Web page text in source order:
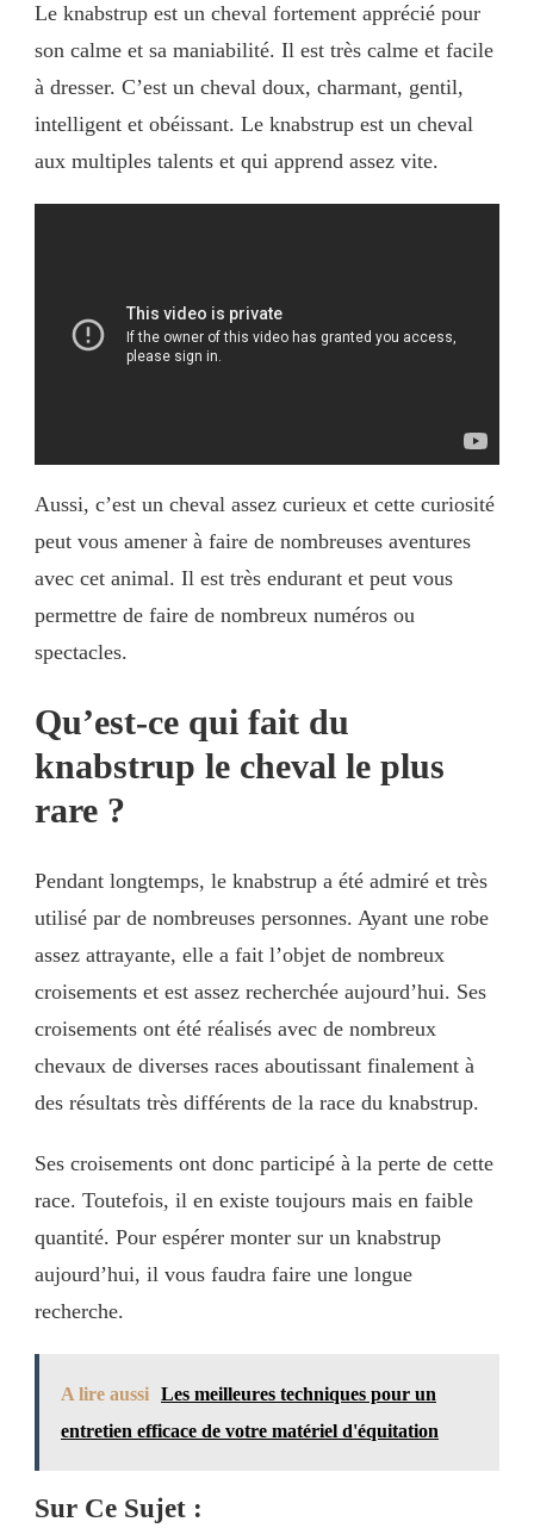
Le knabstrup est un cheval fortement apprécié pour
son calme et sa maniabilité. Il est très calme et facile
à dresser. C’est un cheval doux, charmant, gentil,
intelligent et obéissant. Le knabstrup est un cheval
aux multiples talents et qui apprend assez vite.
Aussi, c’est un cheval assez curieux et cette curiosité
peut vous amener à faire de nombreuses aventures
avec cet animal. Il est très endurant et peut vous
permettre de faire de nombreux numéros ou
spectacles.
Qu’est-ce qui fait du
knabstrup le cheval le plus
rare ?
Pendant longtemps, le knabstrup a été admiré et très
utilisé par de nombreuses personnes. Ayant une robe
assez attrayante, elle a fait l’objet de nombreux
croisements et est assez recherchée aujourd’hui. Ses
croisements ont été réalisés avec de nombreux
chevaux de diverses races aboutissant finalement à
des résultats très différents de la race du knabstrup.
Ses croisements ont donc participé à la perte de cette
race. Toutefois, il en existe toujours mais en faible
quantité. Pour espérer monter sur un knabstrup
aujourd’hui, il vous faudra faire une longue
recherche.
A lire aussi Les meilleures techniques pour un
entretien efficace de votre matériel d'équitation
Sur Ce Sujet :